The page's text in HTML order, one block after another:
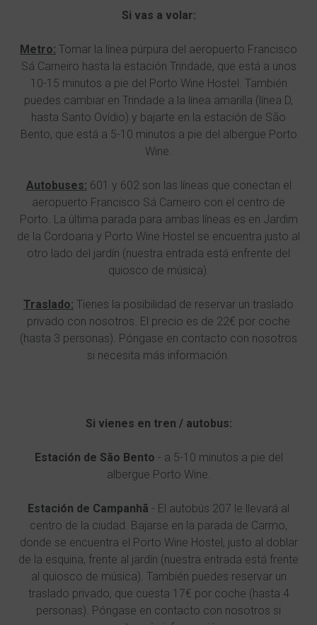
Si vas a volar:
Metro: Tomar la línea púrpura del aeropuerto Francisco
Sá Carneiro hasta la estación Trindade, que está a unos
10-15 minutos a pie del Porto Wine Hostel. También
puedes cambiar en Trindade a la línea amarilla (línea D,
hasta Santo Ovídio) y bajarte en la estación de São
Bento, que está a 5-10 minutos a pie del albergue Porto
Wine.
Autobuses: 601 y 602 son las líneas que conectan el
aeropuerto Francisco Sá Carneiro con el centro de
Porto. La última parada para ambas líneas es en Jardim
de la Cordoaria y Porto Wine Hostel se encuentra justo al
otro lado del jardín (nuestra entrada está enfrente del
quiosco de música).
Traslado: Tienes la posibilidad de reservar un traslado
privado con nosotros. El precio es de 22€ por coche
(hasta 3 personas). Póngase en contacto con nosotros
si necesita más información.
Si vienes en tren / autobus:
Estación de São Bento - a 5-10 minutos a pie del
albergue Porto Wine.
Estación de Campanhã - El autobús 207 le llevará al
centro de la ciudad. Bajarse en la parada de Carmo,
donde se encuentra el Porto Wine Hostel, justo al doblar
de la esquina, frente al jardín (nuestra entrada está frente
al quiosco de música). También puedes reservar un
traslado privado, que cuesta 17€ por coche (hasta 4
personas). Póngase en contacto con nosotros si